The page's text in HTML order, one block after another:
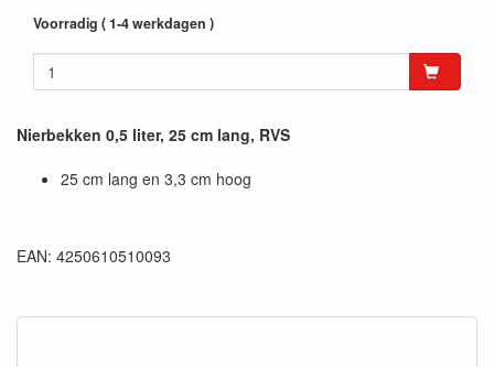
Voorradig ( 1-4 werkdagen )
Nierbekken 0,5 liter, 25 cm lang, RVS
25 cm lang en 3,3 cm hoog
EAN: 4250610510093